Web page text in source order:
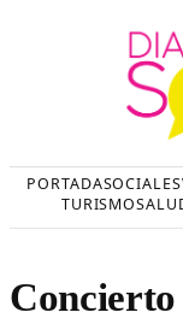
PORTADASOCIALES
TURISMO